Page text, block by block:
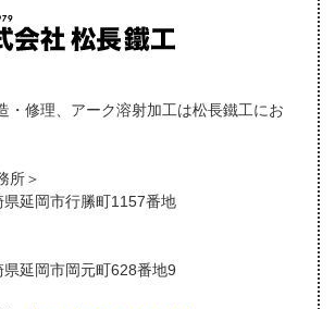
・修理、アーク溶射加工は松長鐵工にお
所＞
延岡市行縢町1157番地
延岡市岡元町628番地9